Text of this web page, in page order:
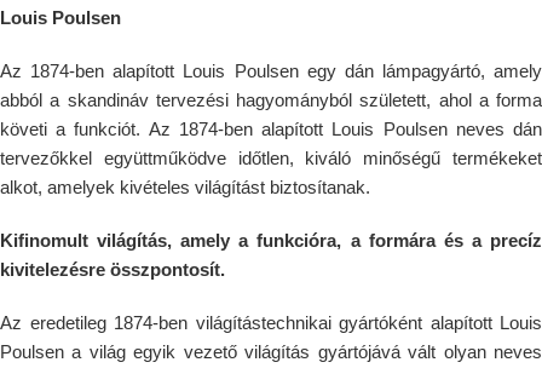
Louis Poulsen
Az 1874-ben alapított Louis Poulsen egy dán lámpagyártó, amely
abból a skandináv tervezési hagyományból született, ahol a forma
követi a funkciót. Az 1874-ben alapított Louis Poulsen neves dán
tervezőkkel együttműködve időtlen, kiváló minőségű termékeket
alkot, amelyek kivételes világítást biztosítanak.
Kifinomult világítás, amely a funkcióra, a formára és a precíz
kivitelezésre összpontosít.
Az eredetileg 1874-ben világítástechnikai gyártóként alapított Louis
Poulsen a világ egyik vezető világítás gyártójává vált olyan neves